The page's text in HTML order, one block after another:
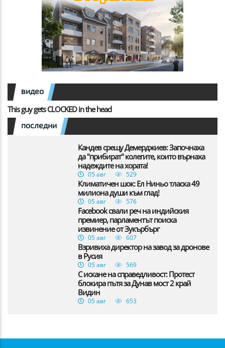
видео
This guy gets CLOCKED in the head
последни
Кандев срещу Демерджиев: Започнаха
да "прибират" колегите, които върнаха
надеждите на хората!
05 авг 529
Климатичен шок: Ел Ниньо тласка 49
милиона души към глад!
05 авг 576
Facebook свали реч на индийския
премиер, парламентът поиска
извинение от Зукърбърг
05 авг 607
Взривиха директор на завод за дронове
в Русия
05 авг 569
С искане на справедливост: Протест
блокира пътя за Дунав мост 2 край
Видин
05 авг 653